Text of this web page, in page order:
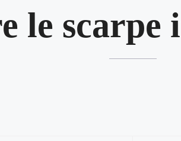
le scarpe